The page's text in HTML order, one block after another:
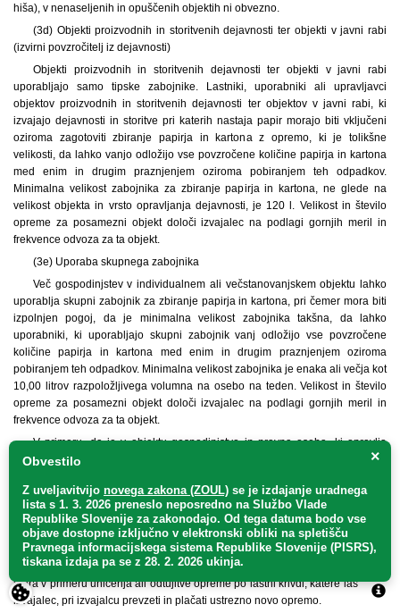
hiša), v nenaseljenih in opuščenih objektih ni obvezno.
(3d) Objekti proizvodnih in storitvenih dejavnosti ter objekti v javni rabi
(izvirni povzročitelj iz dejavnosti)
Objekti proizvodnih in storitvenih dejavnosti ter objekti v javni rabi
uporabljajo samo tipske zabojnike. Lastniki, uporabniki ali upravljavci
objektov proizvodnih in storitvenih dejavnosti ter objektov v javni rabi, ki
izvajajo dejavnosti in storitve pri katerih nastaja papir morajo biti vključeni
oziroma zagotoviti zbiranje papirja in kartona z opremo, ki je tolikšne
velikosti, da lahko vanjo odložijo vse povzročene količine papirja in kartona
med enim in drugim praznjenjem oziroma pobiranjem teh odpadkov.
Minimalna velikost zabojnika za zbiranje papirja in kartona, ne glede na
velikost objekta in vrsto opravljanja dejavnosti, je 120 l. Velikost in število
opreme za posamezni objekt določi izvajalec na podlagi gornjih meril in
frekvence odvoza za ta objekt.
(3e) Uporaba skupnega zabojnika
Več gospodinjstev v individualnem ali večstanovanjskem objektu lahko
uporablja skupni zabojnik za zbiranje papirja in kartona, pri čemer mora biti
izpolnjen pogoj, da je minimalna velikost zabojnika takšna, da lahko
uporabniki, ki uporabljajo skupni zabojnik vanj odložijo vse povzročene
količine papirja in kartona med enim in drugim praznjenjem oziroma
pobiranjem teh odpadkov. Minimalna velikost zabojnika je enaka ali večja kot
10,00 litrov razpoložljivega volumna na osebo na teden. Velikost in število
opreme za posamezni objekt določi izvajalec na podlagi gornjih meril in
frekvence odvoza za ta objekt.
V primeru, da je v objektu gospodinjstvo in pravna oseba, ki opravlja
dejavnost pri kateri nastaja papir in karton, lahko uporabljata skupno
za posamezni objekt določi izvajalec na podlagi gornjih meril in frekvence
odvoza za ta objekt. V kolikor ni možno dogovoriti uporabo skupnih
zabojnikov, morajo biti le-ti ločeni.
(4) Lastništvo opreme za zbiranje papirja in kartona. Lastnik opreme za
zbiranje papirja in kartona je izvajalec javne službe ali uporabnik. Uporabnik
mora v primeru uničenja ali odtujitve opreme po lastni krivdi, katere lastnik je
izvajalec, pri izvajalcu prevzeti in plačati ustrezno novo opremo.
×
Obvestilo
Z uveljavitvijo novega zakona (ZOUL) se je izdajanje uradnega
lista s 1. 3. 2026 preneslo neposredno na Službo Vlade
Republike Slovenije za zakonodajo. Od tega datuma bodo vse
objave dostopne izključno v elektronski obliki na spletišču
Pravnega informacijskega sistema Republike Slovenije (PISRS),
tiskana izdaja pa se z 28. 2. 2026 ukinja.